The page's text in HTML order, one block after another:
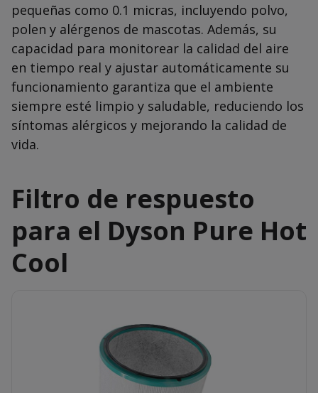
pequeñas como 0.1 micras, incluyendo polvo,
polen y alérgenos de mascotas. Además, su
capacidad para monitorear la calidad del aire
en tiempo real y ajustar automáticamente su
funcionamiento garantiza que el ambiente
siempre esté limpio y saludable, reduciendo los
síntomas alérgicos y mejorando la calidad de
vida.
Filtro de respuesto
para el Dyson Pure Hot
Cool